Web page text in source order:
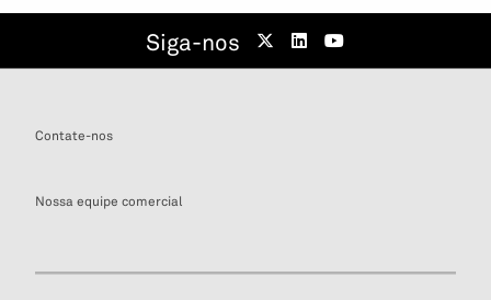
Siga-nos
Contate-nos
Nossa equipe comercial